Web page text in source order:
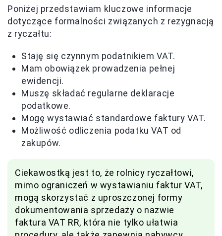
Poniżej przedstawiam kluczowe informacje
dotyczące formalności związanych z rezygnacją
z ryczałtu:
Staję się czynnym podatnikiem VAT.
Mam obowiązek prowadzenia pełnej
ewidencji.
Muszę składać regularne deklaracje
podatkowe.
Mogę wystawiać standardowe faktury VAT.
Możliwość odliczenia podatku VAT od
zakupów.
Ciekawostką jest to, że rolnicy ryczałtowi,
mimo ograniczeń w wystawianiu faktur VAT,
mogą skorzystać z uproszczonej formy
dokumentowania sprzedaży o nazwie
faktura VAT RR, która nie tylko ułatwia